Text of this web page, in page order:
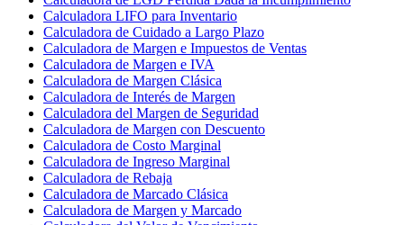
Calculadora LIFO para Inventario
Calculadora de Cuidado a Largo Plazo
Calculadora de Margen e Impuestos de Ventas
Calculadora de Margen e IVA
Calculadora de Margen Clásica
Calculadora de Interés de Margen
Calculadora del Margen de Seguridad
Calculadora de Margen con Descuento
Calculadora de Costo Marginal
Calculadora de Ingreso Marginal
Calculadora de Rebaja
Calculadora de Marcado Clásica
Calculadora de Margen y Marcado